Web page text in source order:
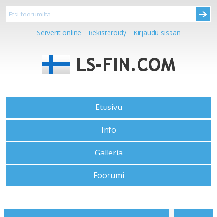
Serverit online Rekisteröidy Kirjaudu sisään
Etusivu
Info
Galleria
Foorumi